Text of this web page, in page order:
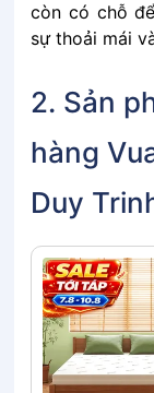
còn có chỗ
sự thoải mái
2. Sản
hàng
Duy